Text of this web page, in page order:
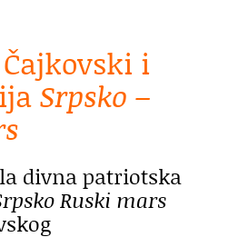
i
Srpsko –
divna patriotska
Ruski mars